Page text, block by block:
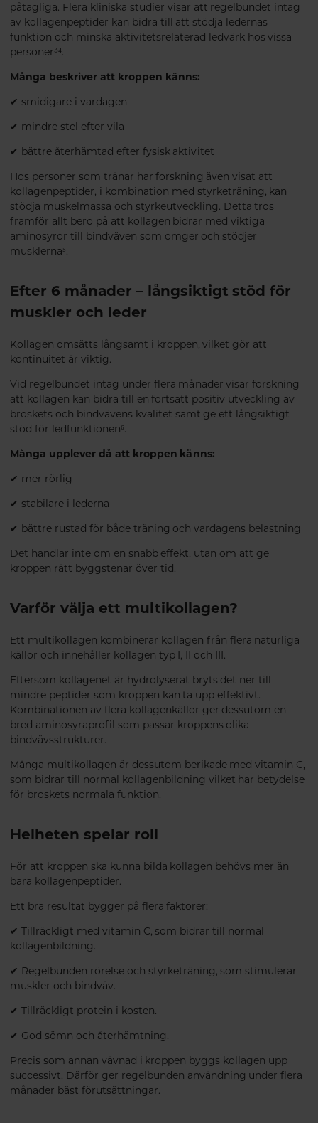
påtagliga. Flera kliniska studier visar att regelbundet intag
av kollagenpeptider kan bidra till att stödja ledernas
funktion och minska aktivitetsrelaterad ledvärk hos vissa
personer³⁴.
Många beskriver att kroppen känns:
✔ smidigare i vardagen
✔ mindre stel efter vila
✔ bättre återhämtad efter fysisk aktivitet
Hos personer som tränar har forskning även visat att
kollagenpeptider, i kombination med styrketräning, kan
stödja muskelmassa och styrkeutveckling. Detta tros
framför allt bero på att kollagen bidrar med viktiga
aminosyror till bindväven som omger och stödjer
musklerna⁵.
Efter 6 månader – långsiktigt stöd för
muskler och leder
Kollagen omsätts långsamt i kroppen, vilket gör att
kontinuitet är viktig.
Vid regelbundet intag under flera månader visar forskning
att kollagen kan bidra till en fortsatt positiv utveckling av
broskets och bindvävens kvalitet samt ge ett långsiktigt
stöd för ledfunktionen⁶.
Många upplever då att kroppen känns:
✔ mer rörlig
✔ stabilare i lederna
✔ bättre rustad för både träning och vardagens belastning
Det handlar inte om en snabb effekt, utan om att ge
kroppen rätt byggstenar över tid.
Varför välja ett multikollagen?
Ett multikollagen kombinerar kollagen från flera naturliga
källor och innehåller kollagen typ I, II och III.
Eftersom kollagenet är hydrolyserat bryts det ner till
mindre peptider som kroppen kan ta upp effektivt.
Kombinationen av flera kollagenkällor ger dessutom en
bred aminosyraprofil som passar kroppens olika
bindvävsstrukturer.
Många multikollagen är dessutom berikade med vitamin C,
som bidrar till normal kollagenbildning vilket har betydelse
för broskets normala funktion.
Helheten spelar roll
För att kroppen ska kunna bilda kollagen behövs mer än
bara kollagenpeptider.
Ett bra resultat bygger på flera faktorer:
✔ Tillräckligt med vitamin C, som bidrar till normal
kollagenbildning.
✔ Regelbunden rörelse och styrketräning, som stimulerar
muskler och bindväv.
✔ Tillräckligt protein i kosten.
✔ God sömn och återhämtning.
Precis som annan vävnad i kroppen byggs kollagen upp
successivt. Därför ger regelbunden användning under flera
månader bäst förutsättningar.